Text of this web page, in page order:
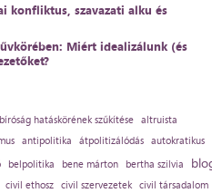
konfliktus, szavazati alku és
Miért idealizálunk (és
hatáskörének szűkítése
altruista
antipolitika átpolitizálódás autokratikus
belpolitika bene márton bertha szilvia
civil ethosz civil szervezetek civil társadalom